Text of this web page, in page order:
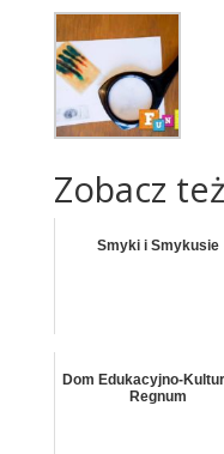
Zobacz
Smyki i Smykusie
Dom Edukacyjno-
Regnum